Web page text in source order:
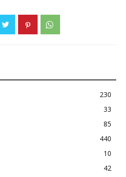
230
33
85
440
10
42